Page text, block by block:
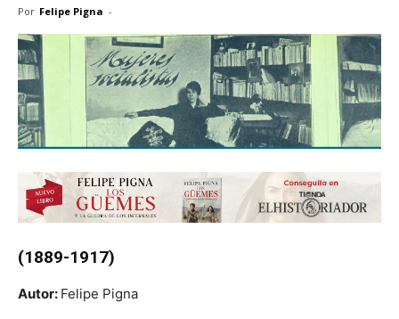
Por Felipe Pigna -
(1889-1917)
Autor: Felipe Pigna